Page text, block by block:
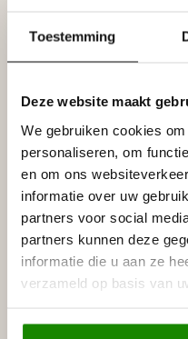
Toestemming
Deze website maakt
We gebruiken cookies
personaliseren, om
en om ons
informatie over uw
partners voor social
partners kunnen deze
informatie die u aan ze
verzameld op basis van
Specificaties
Leverancier
Tags
Gerelateerde
NMC Adefix
Op voorraad
Express (425